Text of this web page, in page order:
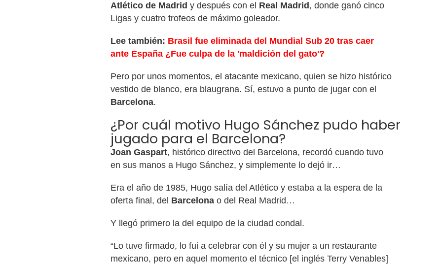
Atlético de Madrid y después con el Real Madrid , donde ganó cinco
Ligas y cuatro trofeos de máximo goleador.
Lee también: Brasil fue eliminada del Mundial Sub 20 tras caer
ante España ¿Fue culpa de la 'maldición del gato'?
Pero por unos momentos, el atacante mexicano, quien se hizo histórico
vestido de blanco, era blaugrana. Sí, estuvo a punto de jugar con el
Barcelona.
¿Por cuál motivo Hugo Sánchez pudo haber
jugado para el Barcelona?
Joan Gaspart, histórico directivo del Barcelona, recordó cuando tuvo
en sus manos a Hugo Sánchez, y simplemente lo dejó ir…
Era el año de 1985, Hugo salía del Atlético y estaba a la espera de la
oferta final, del Barcelona o del Real Madrid…
Y llegó primero la del equipo de la ciudad condal.
“Lo tuve firmado, lo fui a celebrar con él y su mujer a un restaurante
mexicano, pero en aquel momento el técnico [el inglés Terry Venables]